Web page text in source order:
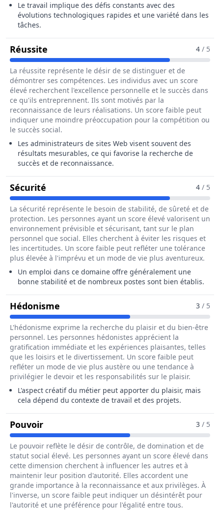
Le travail implique des défis constants avec des
évolutions technologiques rapides et une variété dans les
tâches.
Réussite Pour Le Métier De Administrateur /
4 / 5
La réussite représente le désir de se distinguer et de
démontrer ses compétences. Les individus avec un score
élevé recherchent l'excellence personnelle et le succès dans
ce qu'ils entreprennent. Ils sont motivés par la
reconnaissance de leurs réalisations. Un score faible peut
indiquer une moindre préoccupation pour la compétition ou
le succès social.
Les administrateurs de sites Web visent souvent des
résultats mesurables, ce qui favorise la recherche de
succès et de reconnaissance.
Sécurité Pour Le Métier De Administrateur /
4 / 5
La sécurité représente le besoin de stabilité, de sûreté et de
protection. Les personnes ayant un score élevé valorisent un
environnement prévisible et sécurisant, tant sur le plan
personnel que social. Elles cherchent à éviter les risques et
les incertitudes. Un score faible peut refléter une tolérance
plus élevée à l'imprévu et un mode de vie plus aventureux.
Un emploi dans ce domaine offre généralement une
bonne stabilité et de nombreux postes sont bien établis.
Hédonisme Pour Le Métier De Administrateur
3 / 5
L'hédonisme exprime la recherche du plaisir et du bien-être
personnel. Les personnes hédonistes apprécient la
gratification immédiate et les expériences plaisantes, telles
que les loisirs et le divertissement. Un score faible peut
refléter un mode de vie plus austère ou une tendance à
privilégier le devoir et les responsabilités sur le plaisir.
L'aspect créatif du métier peut apporter du plaisir, mais
cela dépend du contexte de travail et des projets.
PouvoirPour Le Métier De Administrateur /
3 / 5
Le pouvoir reflète le désir de contrôle, de domination et de
statut social élevé. Les personnes ayant un score élevé dans
cette dimension cherchent à influencer les autres et à
maintenir leur position d'autorité. Elles accordent une
grande importance à la reconnaissance et aux privilèges. À
l'inverse, un score faible peut indiquer un désintérêt pour
l'autorité et une préférence pour l'égalité entre tous.